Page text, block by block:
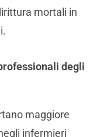
mortali in
degli
maggiore
infermieri